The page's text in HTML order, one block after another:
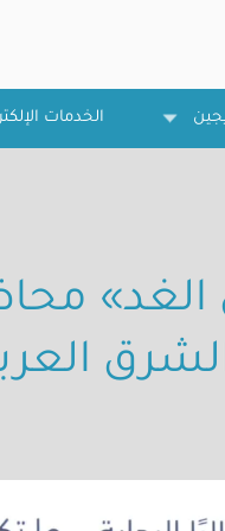
الخدمات
الغد»